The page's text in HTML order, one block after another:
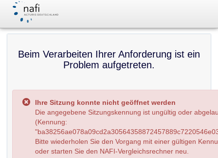
Beim Verarbeiten Ihrer Anforderung ist ein
Problem aufgetreten.
Ihre Sitzung konnte nicht geöffnet werden
Die angegebene Sitzungskennung ist ungültig oder
(Kennung:
Bitte wiederholen Sie den Vorgang mit einer gültigen
oder starten Sie den NAFI-Vergleichsrechner neu.